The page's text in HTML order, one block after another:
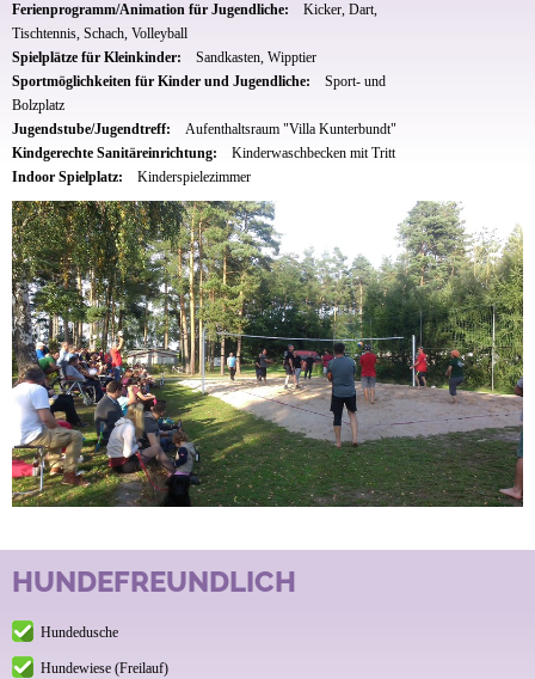
Ferienprogramm/Animation für Jugendliche:
Kicker, Dart,
Tischtennis, Schach, Volleyball
Spielplätze für Kleinkinder:
Sandkasten, Wipptier
Sportmöglichkeiten für Kinder und Jugendliche:
Sport- und
Bolzplatz
Jugendstube/Jugendtreff:
Aufenthaltsraum "Villa Kunterbundt"
Kindgerechte Sanitäreinrichtung:
Kinderwaschbecken mit Tritt
Indoor Spielplatz:
Kinderspielezimmer
HUNDEFREUNDLICH
Hundedusche
Hundewiese (Freilauf)